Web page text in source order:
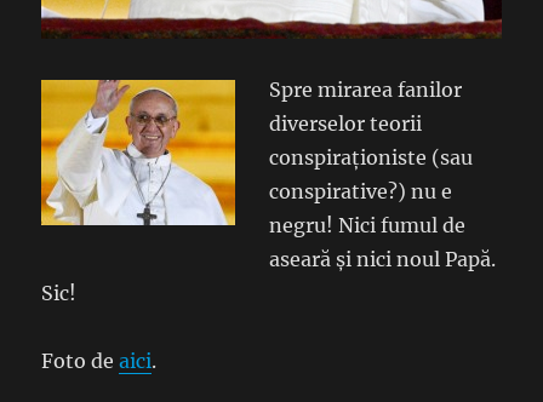
Spre mirarea fanilor
diverselor teorii
conspiraționiste (sau
conspirative?) nu e
negru! Nici fumul de
aseară și nici noul Papă.
Sic!
Foto deaici.